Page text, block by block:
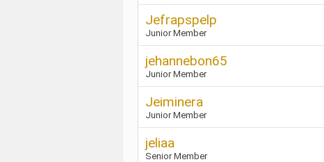
Jefrapspelp
Junior Member
jehannebon65
Junior Member
Jeiminera
Junior Member
jeliaa
Senior Member